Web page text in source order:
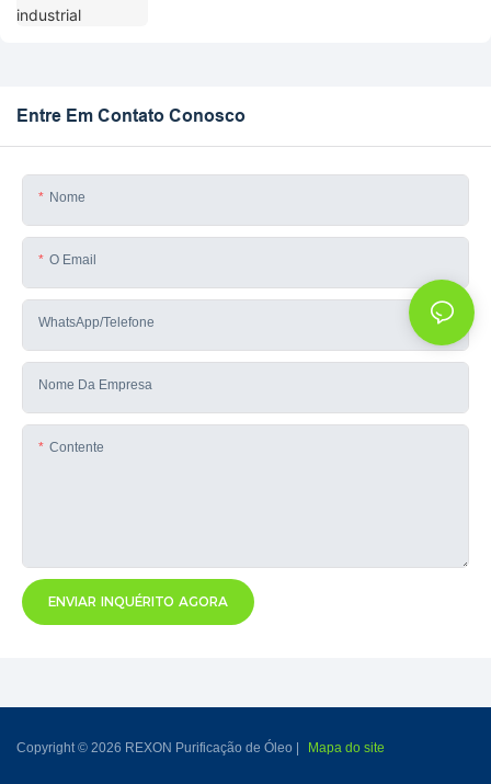
Entre Em Contato Conosco
Nome
O Email
WhatsApp/telefone
Nome Da Empresa
Contente
ENVIAR INQUÉRITO AGORA
Copyright © 2026 REXON Purificação de Óleo | Mapa do site